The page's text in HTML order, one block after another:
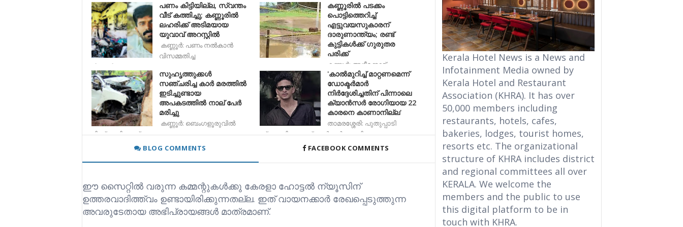
നാമനിർദേശ പത്രിക
പണം കിട്ടിയില്ല, സ്വന്തം
വീട് കത്തിച്ചു; കണ്ണൂരിൽ
ലഹരിക്ക് അടിമയായ
യുവാവ് അറസ്റ്റിൽ
കണ്ണൂർ: പണം നൽകാൻ
വിസമ്മതിച്ച
പിതാവിനോടുള്ള
കണ്ണൂരില്‍ പടക്കം
പൊട്ടിത്തെറിച്ച്
എട്ടുവയസുകാരന്
ദാരുണാന്ത്യം; രണ്ട്
കുട്ടികള്‍ക്ക് ഗുരുതര
പരിക്ക്
കണ്ണൂര്‍: അഴീക്കോട്
പുന്നക്കപ്പാറയില്‍ പടക്കം പൊട
സുഹൃത്തുക്കൾ
സഞ്ചരിച്ച കാർ മരത്തിൽ
ഇടിച്ചുണ്ടായ
അപകടത്തിൽ നാല് പേർ
മരിച്ചു
കണ്ണൂർ: ബെംഗളൂരുവിൽ
നിന്ന് നാട്ടിലേക്ക് മടങ
'കാൽമുറിച്ച് മാറ്റണമെന്ന്
ഡോക്ടർമാർ
നിർദ്ദേശിച്ചതിന് പിന്നാലെ
ക്യാൻസർ രോഗിയായ 22
കാരനെ കാണാനില്ല'
താമരശ്ശേരി: പുതുപ്പാടി
സ്വദേശിയായ ക്യാൻസർ രോഗിയെ
BLOG COMMENTS
FACEBOOK COMMENTS
ഈ സൈറ്റിൽ വരുന്ന കമ്മന്റുകൾക്കു കേരളാ ഹോട്ടൽ ന്യൂസിന്
ഉത്തരവാദിത്ത്വം ഉണ്ടായിരിക്കുന്നതല്ല. ഇത് വായനക്കാർ രേഖപ്പെടുത്തുന്ന
അവരുടേതായ അഭിപ്രായങ്ങൾ മാത്രമാണ്.
Kerala Hotel News is a News and
Infotainment Media owned by
Kerala Hotel and Restaurant
Association (KHRA). It has over
50,000 members including
restaurants, hotels, cafes,
bakeries, lodges, tourist homes,
resorts etc. The organizational
structure of KHRA includes district
and regional committees all over
KERALA. We welcome the
members and the public to use
this digital platform to be in
touch with KHRA.